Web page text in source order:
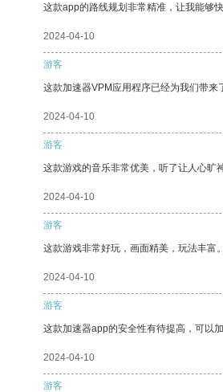
这款app的路线规划非常精准，让我能够快
2024-04-10
游客
这款加速器VPM应用程序已经为我们带来
2024-04-10
游客
这款游戏的音乐非常优美，听了让人心旷
2024-04-10
游客
这款游戏非常好玩，画面精美，玩法丰富。
2024-04-10
游客
这款加速器app的安全性有待提高，可以
2024-04-10
游客